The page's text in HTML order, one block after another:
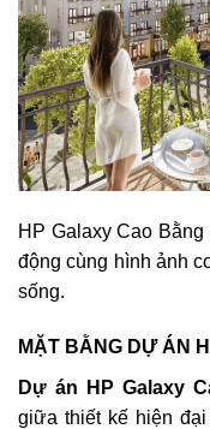
HP Galaxy Cao
động cùng hình ảnh
sống.
MẶT BẰNG DỰ ÁN
Dự án HP Galaxy
giữa thiết kế hiện